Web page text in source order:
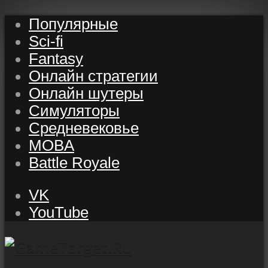
Популярные
Sci-fi
Fantasy
Онлайн стратегии
Онлайн шутеры
Симуляторы
Средневековье
MOBA
Battle Royale
VK
YouTube